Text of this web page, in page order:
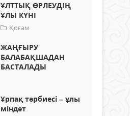
ҰЛТТЫҚ ӨРЛЕУДІҢ
ҰЛЫ КҮНІ
Қоғам
ЖАҢҒЫРУ
БАЛАБАҚШАДАН
БАСТАЛАДЫ
Ұрпақ тәрбиесі – ұлы
міндет